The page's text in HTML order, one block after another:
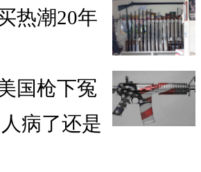
热潮20年
国枪下冤
病了还是